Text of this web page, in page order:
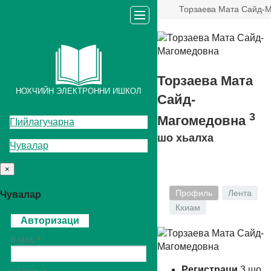
Торзаева Мата Сайд-
НОХЧИЙН ЭЛЕКТРОННИ ИШКОЛ
ГIийлагучарна
Чувалар
×
Чувалар
Авторизаци
E-MAIL
Торзаева Мата
Сайд-
Магомедовна 3
шо хьалха
Профиль
Лента
Кхиам